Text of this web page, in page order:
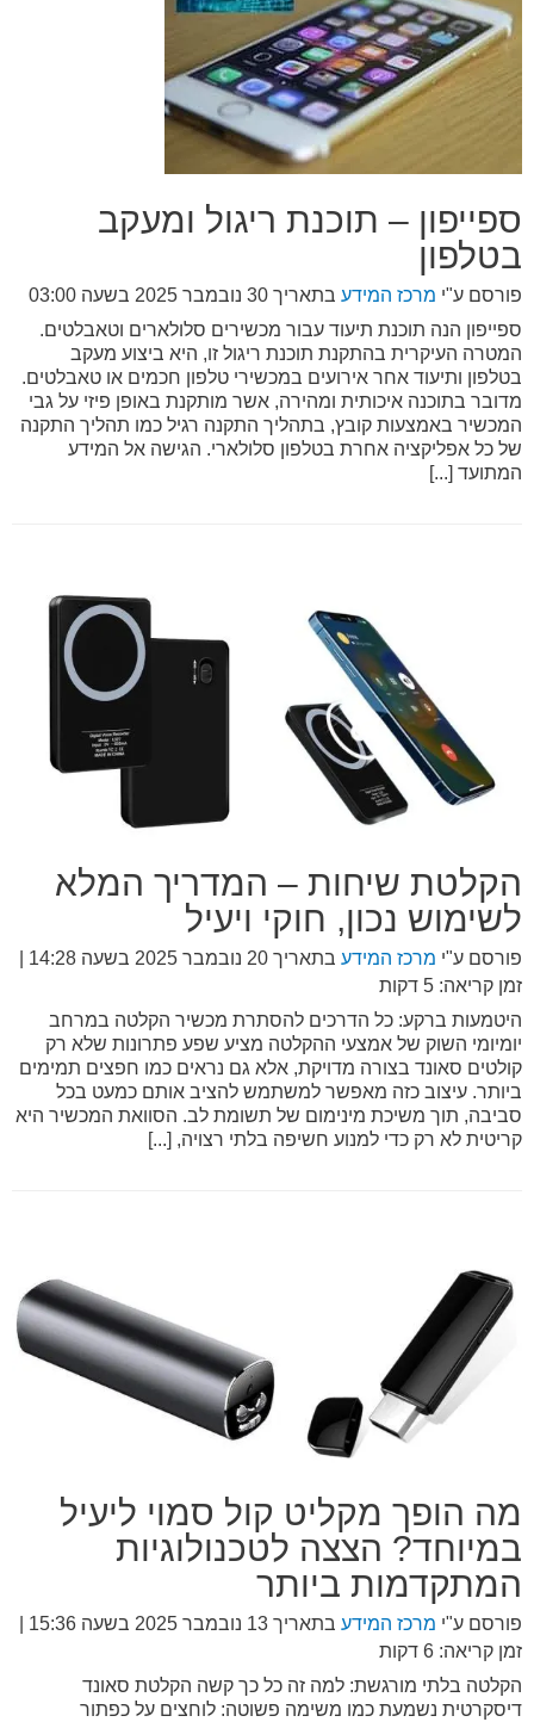
ספייפון – תוכנת ריגול ומעקב
בטלפון
פורסם ע"י מרכז המידע בתאריך 30 נובמבר 2025 בשעה 03:00
ספייפון הנה תוכנת תיעוד עבור מכשירים סלולארים וטאבלטים.
המטרה העיקרית בהתקנת תוכנת ריגול זו, היא ביצוע מעקב
בטלפון ותיעוד אחר אירועים במכשירי טלפון חכמים או טאבלטים.
מדובר בתוכנה איכותית ומהירה, אשר מותקנת באופן פיזי על גבי
המכשיר באמצעות קובץ, בתהליך התקנה רגיל כמו תהליך התקנה
של כל אפליקציה אחרת בטלפון סלולארי. הגישה אל המידע
המתועד [...]
הקלטת שיחות – המדריך המלא
לשימוש נכון, חוקי ויעיל
פורסם ע"י מרכז המידע בתאריך 20 נובמבר 2025 בשעה 14:28
זמן קריאה: 5 דקות
היטמעות ברקע: כל הדרכים להסתרת מכשיר הקלטה במרחב
יומיומי השוק של אמצעי ההקלטה מציע שפע פתרונות שלא רק
קולטים סאונד בצורה מדויקת, אלא גם נראים כמו חפצים תמימים
ביותר. עיצוב כזה מאפשר למשתמש להציב אותם כמעט בכל
סביבה, תוך משיכת מינימום של תשומת לב. הסוואת המכשיר היא
קריטית לא רק כדי למנוע חשיפה בלתי רצויה, [...]
מה הופך מקליט קול סמוי ליעיל
במיוחד? הצצה לטכנולוגיות
המתקדמות ביותר
פורסם ע"י מרכז המידע בתאריך 13 נובמבר 2025 בשעה 15:36
זמן קריאה: 6 דקות
הקלטה בלתי מורגשת: למה זה כל כך קשה הקלטת סאונד
דיסקרטית נשמעת כמו משימה פשוטה: לוחצים על כפתור